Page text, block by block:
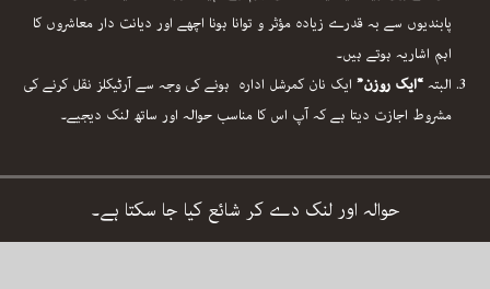
پابندیوں سے بہ قدرے زیادہ مؤثر و توانا ہونا اچھے اور دیانت دار معاشروں کا
اہم اشاریہ ہوتے ہیں۔
البتہ “ایک روزن” ایک نان کمرشل ادارہ ہونے کی وجہ سے آرٹیکلز نقل کرنے کی
مشروط اجازت دیتا ہے کہ آپ اس کا مناسب حوالہ اور ساتھ لنک دیجیے۔
حوالہ اور لنک دے کر شائع کیا جا سکتا ہے۔